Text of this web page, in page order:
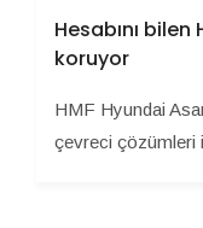
Hesabını
koruyor
HMF Hyundai
çevreci çözümleri